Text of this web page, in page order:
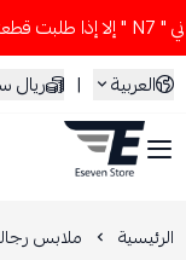
العربية
| ريال
STORE
الرئيسية ملابس